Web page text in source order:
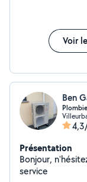
Voir
Ben
Présentation
Bonjour,
service